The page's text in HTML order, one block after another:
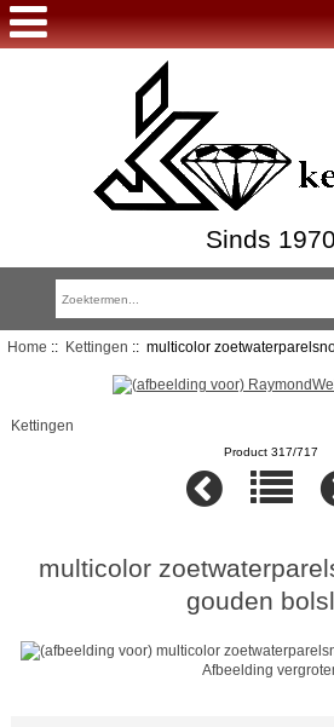
Sinds 1970
Home :: Kettingen :: multicolor
Kettingen
Product 317/717
multicolor
gouden
Afbeelding